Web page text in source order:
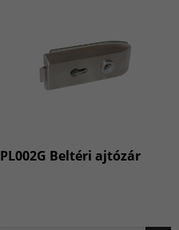
PL002G Beltéri ajtózár